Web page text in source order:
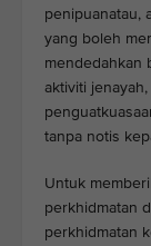
penipuanatau,
yang boleh
mendedahkan
aktiviti
tanpa notis
Untuk
perkhidmatan
perkhidmatan